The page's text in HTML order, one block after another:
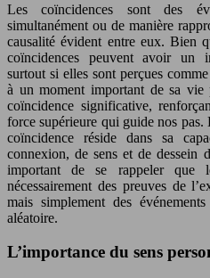
Les coïncidences sont des
simultanément ou de manière
causalité évident entre eux. Bien
coïncidences peuvent avoir un
surtout si elles sont perçues
à un moment important de sa vie
coïncidence significative,
force supérieure qui guide nos
coïncidence réside dans sa
connexion, de sens et de dessein
important de se rappeler que
nécessairement des preuves de
mais simplement des
aléatoire.
L’importance du sens